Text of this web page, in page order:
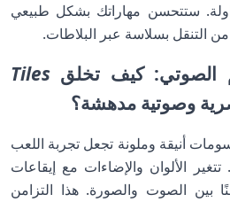
ستتحسن مهاراتك بشكل طبيعي
التنقل بسلاسة عبر البلاطات.
الصوتي: كيف تخلق Tiles
وصوتية مدهشة؟
أنيقة وملونة تجعل تجربة اللعب
الألوان والإضاءات مع إيقاعات
بين الصوت والصورة. هذا التزامن